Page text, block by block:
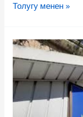
Толугу менен »